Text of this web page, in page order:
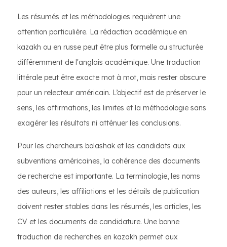
Les résumés et les méthodologies requièrent une
attention particulière. La rédaction académique en
kazakh ou en russe peut être plus formelle ou structurée
différemment de l'anglais académique. Une traduction
littérale peut être exacte mot à mot, mais rester obscure
pour un relecteur américain. L’objectif est de préserver le
sens, les affirmations, les limites et la méthodologie sans
exagérer les résultats ni atténuer les conclusions.
Pour les chercheurs bolashak et les candidats aux
subventions américaines, la cohérence des documents
de recherche est importante. La terminologie, les noms
des auteurs, les affiliations et les détails de publication
doivent rester stables dans les résumés, les articles, les
CV et les documents de candidature. Une bonne
traduction de recherches en kazakh permet aux